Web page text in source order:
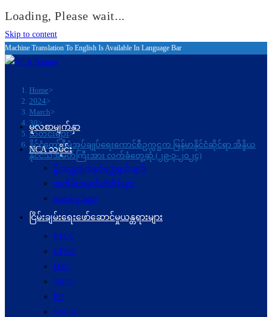
Loading, Please wait...
Skip to content
Machine Translation To English Is Available In Language Bar
Home>
2024>
March>
30>
သတင်းများ>
နိုင်ငံတော်စီမံအုပ်ချုပ်ရေးကောင်စီဥက္ကဋ္ဌက မြန်မာနိုင်ငံဆိုင်ရာ အိန္ဒိယ
နိုင်ငံသံအမတ်ကြီးအား လက်ခံတွေ့ဆုံ (၂၉-၃-၂၀၂၄)
မူလစာမျက်နှာ
NCA သမိုင်း
ဦးတည်ချက်နှင့်ရည်ရွယ်ချက်
အထိမ်းအမှတ်တံဆိပ်များ
ဆောင်ပုဒ်များ
ငြိမ်းချမ်းရေးဖော်‌ဆောင်မှုယန္တရားများ
UPCC
UPWC
MPC
NRPC
PC
NSPCC